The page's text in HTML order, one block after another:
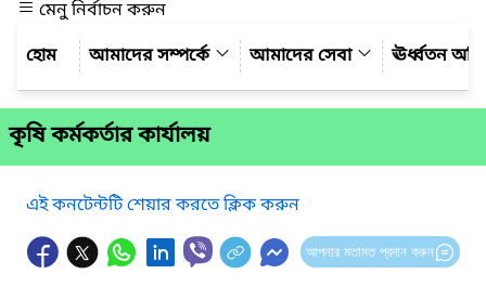
মেনু নির্বাচন করুন
আমাদের সম্পর্কে
আমাদের সেবা ঊর্ধ্বতন
কৃষি কর্মকর্তার কার্যালয়
এই কনটেন্টটি শেয়ার করতে ক্লিক করুন
আপনার মতামত প্রদান করুন